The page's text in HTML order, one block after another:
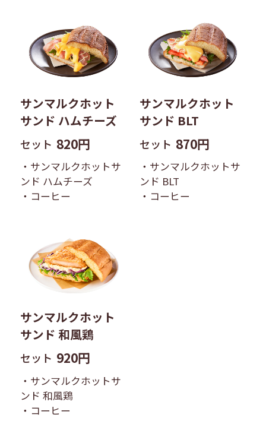
サンマルクホット
サンド ハムチーズ
セット 820円
・サンマルクホットサ
ンド ハムチーズ
・コーヒー
サンマルクホット
サンド BLT
セット 870円
・サンマルクホットサ
ンド BLT
・コーヒー
サンマルクホット
サンド 和風鶏
セット 920円
・サンマルクホットサ
ンド 和風鶏
・コーヒー